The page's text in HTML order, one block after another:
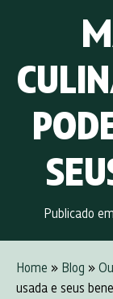
Publicado
Home » Blog »
usada e seus